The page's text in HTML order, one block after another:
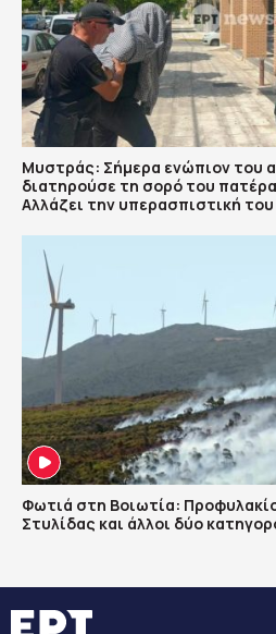
Μυστράς: Σήμερα ενώπιον του
διατηρούσε τη σορό του
Αλλάζει την υπερασπιστική
Φωτιά στη Βοιωτία:
Στυλίδας και άλλοι δύο